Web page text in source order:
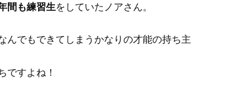
間も練習生をしていたノアさん。
んでもできてしまうかなりの才能の持ち主
ですよね！